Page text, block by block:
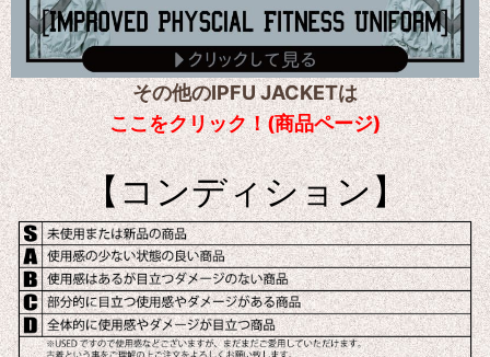
その他のIPFU JACKETは
ここをクリック！(商品ページ)
【コンディション】